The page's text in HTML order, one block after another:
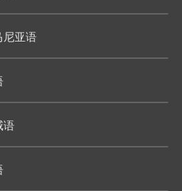
尼亚语
语